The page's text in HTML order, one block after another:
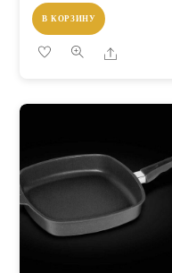
В КОРЗИНУ
Share